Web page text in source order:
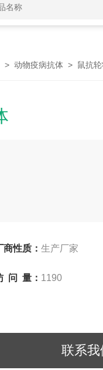
> 动物疫病抗体 > 鼠抗轮
商性质： 生产厂家
问 量： 1190
联系我